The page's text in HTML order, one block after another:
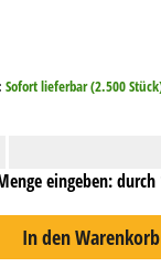
Sofort lieferbar (2.500
eingeben:
In den Warenkorb